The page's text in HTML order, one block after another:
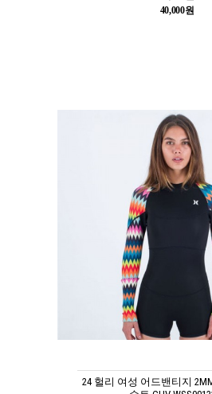
40,000원
24 헐리 여성 어드밴티지